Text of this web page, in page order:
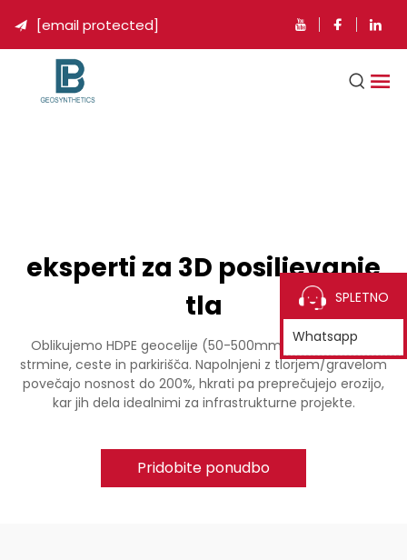
 [email protected]
eksperti za 3D posiljevanje
tla
Oblikujemo HDPE geocelije (50-500mm), ki stabilizirajo
strmine, ceste in parkirišča. Napolnjeni z tlorjem/gravelom
povečajo nosnost do 200%, hkrati pa preprečujejo erozijo,
kar jih dela idealnimi za infrastrukturne projekte.
Pridobite ponudbo
SPLETNO
Whatsapp